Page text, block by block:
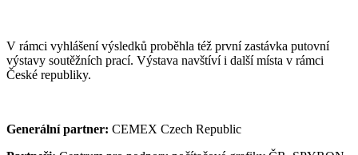
V rámci vyhlášení výsledků proběhla též první zastávka putovní
výstavy soutěžních prací. Výstava navštíví i další místa v rámci
České republiky.
Generální partner: CEMEX Czech Republic